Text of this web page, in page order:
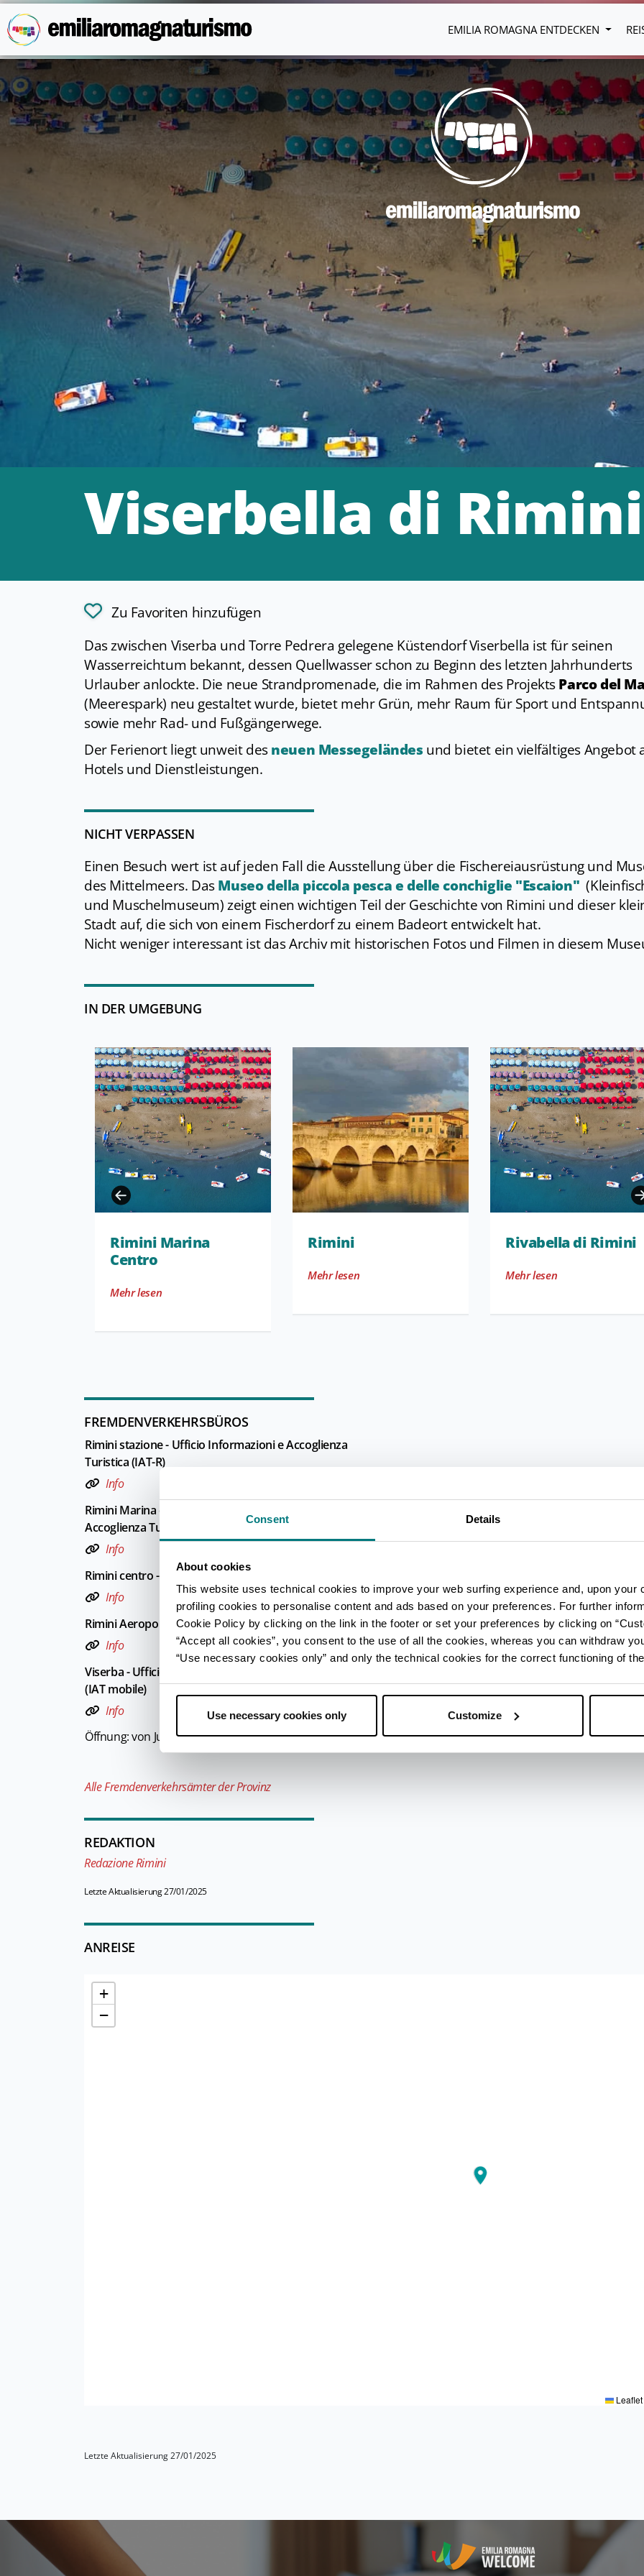
Consent Details
About cookies
This website uses technical cookies to improve your web surfing experience and, upon your
profiling cookies to personalise content and ads based on your preferences. For further
Cookie Policy by clicking on the link in the footer or set your preferences by clicking on
“Accept all cookies”, you consent to the use of all the cookies, whereas you can withdraw
“Use necessary cookies only” and only the technical cookies for the correct functioning of
Use necessary cookies only Customize
Skip to main content
EMILIA ROMAGNA ENTDECKEN
Viserbella di Rimini
Zu Favoriten hinzufügen
Das zwischen Viserba und Torre Pedrera gelegene Küstendorf Viserbella ist für seinen
Wasserreichtum bekannt, dessen Quellwasser schon zu Beginn des letzten Jahrhunderts
Urlauber anlockte. Die neue Strandpromenade, die im Rahmen des ProjektsParco del
(Meerespark) neu gestaltet wurde, bietet mehr Grün, mehr Raum für Sport und
sowie mehr Rad- und Fußgängerwege.
Der Ferienort liegt unweit desneuen Messegeländes und bietet ein vielfältiges Angebot
Hotels und Dienstleistungen.
NICHT VERPASSEN
Einen Besuch wert ist auf jeden Fall die Ausstellung über die Fischereiausrüstung und
des Mittelmeers. DasMuseo della piccola pesca e delle conchiglie "Escaion"
und Muschelmuseum) zeigt einen wichtigen Teil der Geschichte von Rimini und dieser
Stadt auf, die sich von einem Fischerdorf zu einem Badeort entwickelt hat.
Nicht weniger interessant ist das Archiv mit historischen Fotos und Filmen in diesem
IN DER UMGEBUNG
Rimini Marina
Centro
Mehr lesen
Rimini
Mehr lesen
Rivabella di Rimini
Mehr lesen
FREMDENVERKEHRSBÜROS
Rimini stazione - Ufficio Informazioni e Accoglienza
Turistica (IAT-R)
Info
Rimini Marina centro - Ufficio Informazioni e
Accoglienza Turistica (IAT)
Info
Rimini centro - Welcome Room
Info
Rimini Aeroporto - Welcome Room
Info
Viserba - Ufficio Informazioni e Accoglienza Turistica
(IAT mobile)
Info
Öffnung: von Juni bis Septeber
Alle Fremdenverkehrsämter der Provinz
REDAKTION
Redazione Rimini
Letzte Aktualisierung 27/01/2025
ANREISE
+
−
Leaflet
Letzte Aktualisierung 27/01/2025